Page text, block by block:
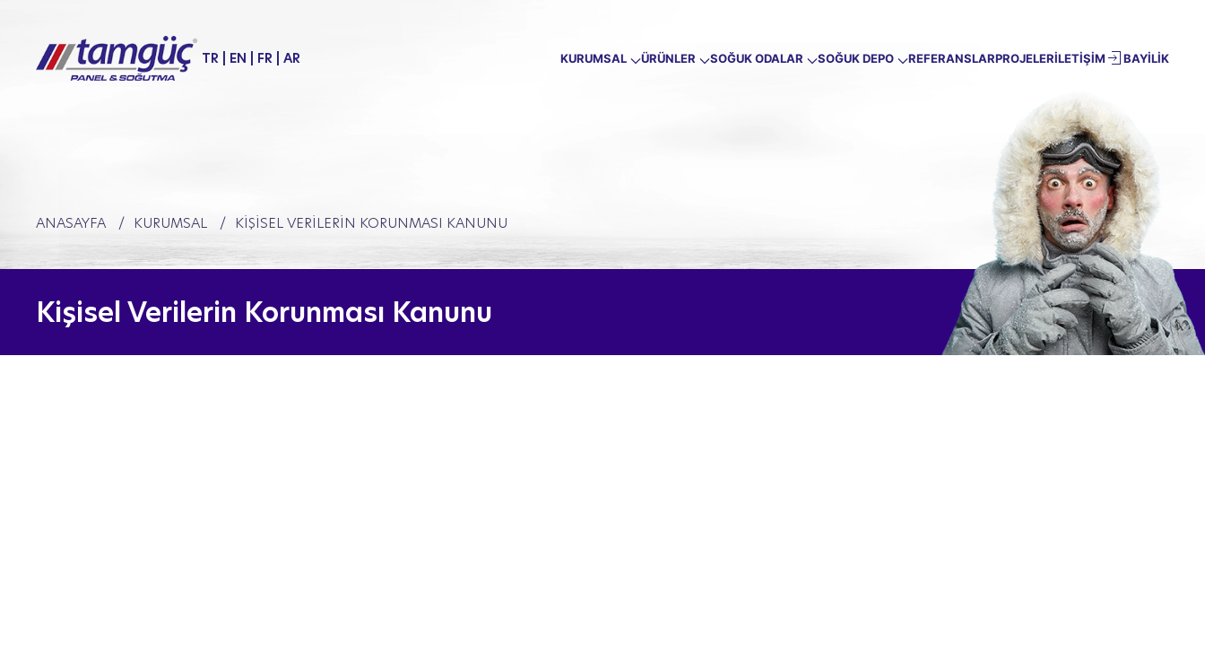
TR EN FR AR KURUMSAL ÜRÜNLER SOĞUK ODALAR SOĞUK DEPO REFERANSLARPROJELERİLETİŞİM BAYİLİK
ANASAYFA KURUMSAL KIŞISEL VERILERIN KORUNMASI KANUNU
Kişisel Verilerin Korunması Kanunu